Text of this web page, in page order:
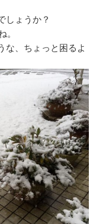
しょうか？
な、ちょっと困るよ